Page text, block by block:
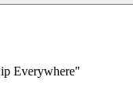
Everywhere"